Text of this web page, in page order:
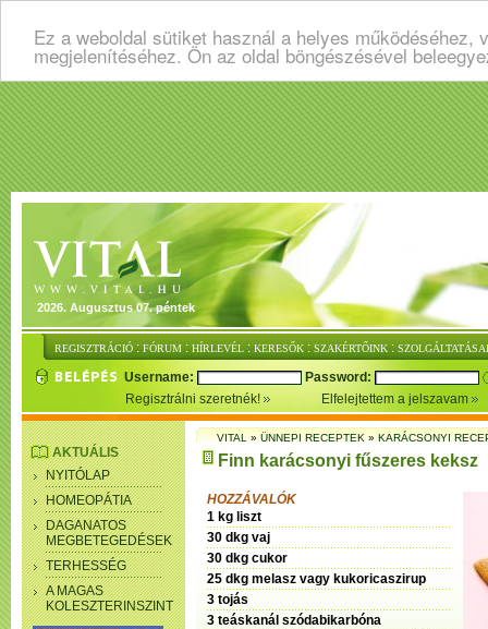
Ez a weboldal sütiket használ a helyes
megjelenítéséhez. Ön az oldal böngészésével
2026. Augusztus 07. péntek
REGISZTRÁCIÓ : FÓRUM : HÍRLEVÉL : KERESŐK : SZAKÉRTŐINK :
Username:
Password:
Regisztrálni szeretnék!
Elfelejtettem a jelszavam
AKTUÁLIS
NYITÓLAP
HOMEOPÁTIA
DAGANATOS
MEGBETEGEDÉSEK
TERHESSÉG
A MAGAS
KOLESZTERINSZINT
VITAL»ÜNNEPI RECEPTEK»KARÁCSONYI
Finn karácsonyi fűszeres keksz
HOZZÁVALÓK
1 kg liszt
30 dkg vaj
30 dkg cukor
25 dkg melasz vagy kukoricaszirup
3 tojás
3 teáskanál szódabikarbóna